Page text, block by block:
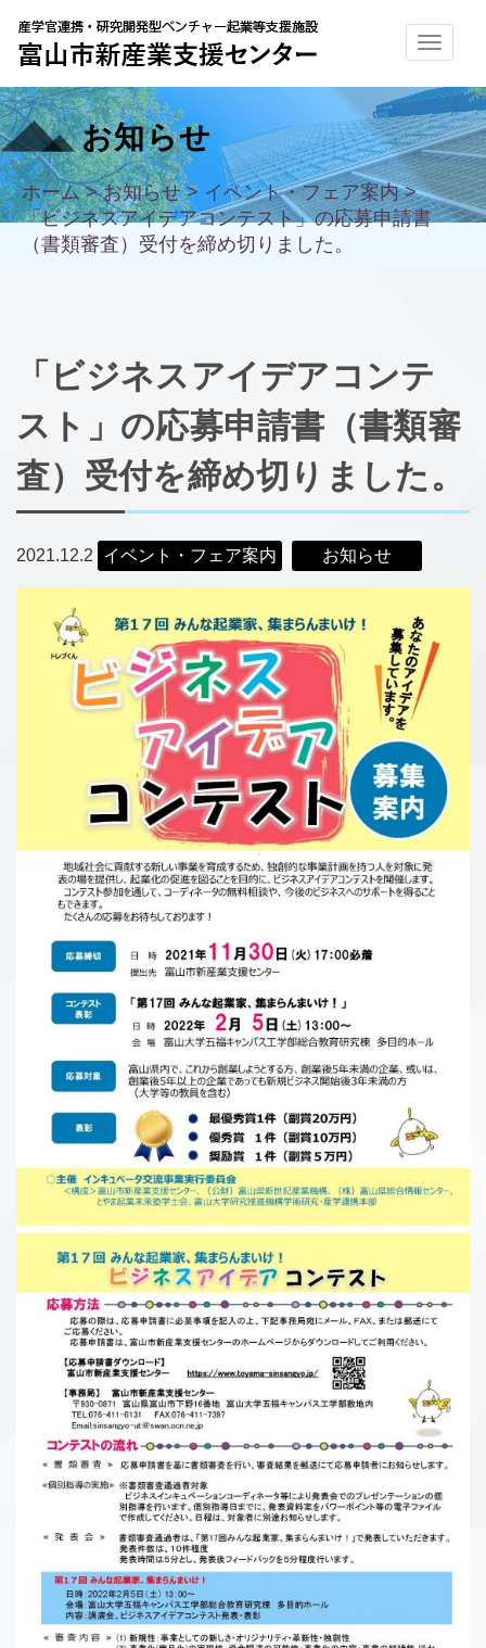
お知らせ
ホーム>お知らせ> イベント・フェア案内>
「ビジネスアイデアコンテスト」の応募申請書
（書類審査）受付を締め切りました。
「ビジネスアイデアコンテ
スト」の応募申請書（書類審
査）受付を締め切りました。
2021.12.2 イベント・フェア案内 お知らせ